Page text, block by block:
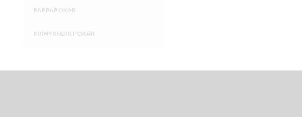
PAPPAPOKAR
ÞRÍHYRNDIR POKAR